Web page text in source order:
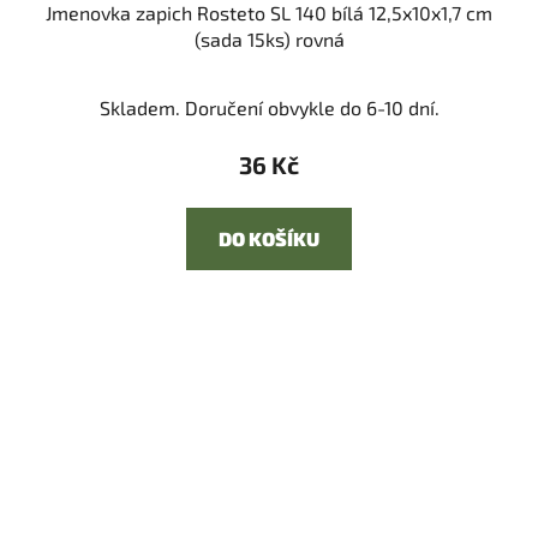
Jmenovka zapich Rosteto SL 140 bílá 12,5x10x1,7 cm
(sada 15ks) rovná
Skladem. Doručení obvykle do 6-10 dní.
36 Kč
DO KOŠÍKU